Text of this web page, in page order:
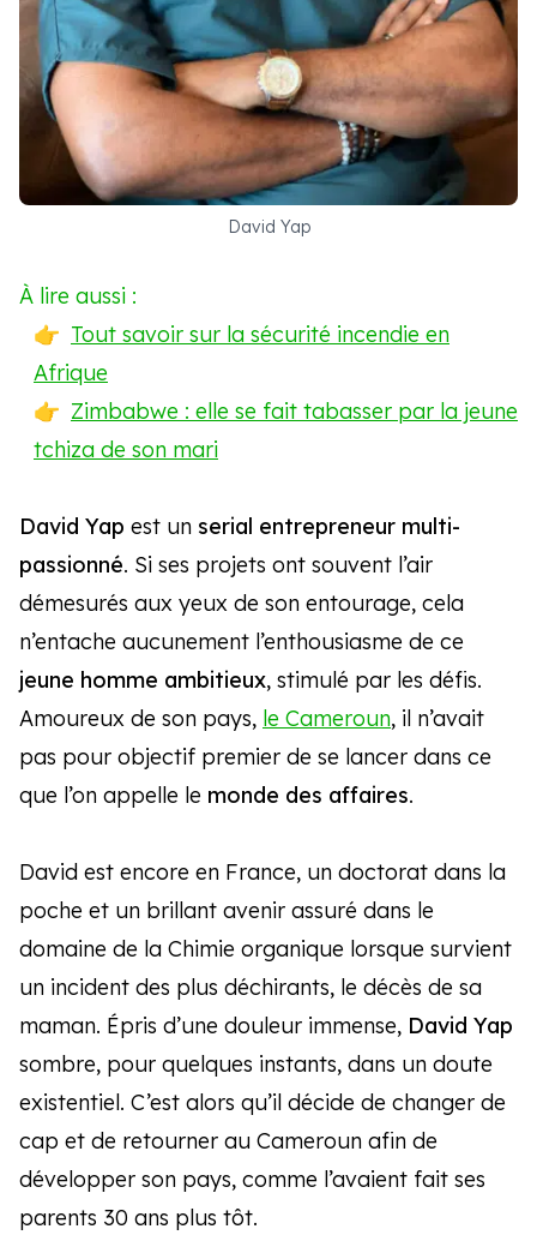
David Yap
David Yap est un serial entrepreneur multi-
passionné. Si ses projets ont souvent l’air
démesurés aux yeux de son entourage, cela
n’entache aucunement l’enthousiasme de ce
jeune homme ambitieux, stimulé par les défis.
Amoureux de son pays, le Cameroun, il n’avait
pas pour objectif premier de se lancer dans ce
que l’on appelle le monde des affaires.
David est encore en France, un doctorat dans la
poche et un brillant avenir assuré dans le
domaine de la Chimie organique lorsque survient
un incident des plus déchirants, le décès de sa
maman. Épris d’une douleur immense, David Yap
sombre, pour quelques instants, dans un doute
existentiel. C’est alors qu’il décide de changer de
cap et de retourner au Cameroun afin de
développer son pays, comme l’avaient fait ses
parents 30 ans plus tôt.
À lire aussi :
Tout savoir sur la sécurité incendie en
Afrique
Zimbabwe : elle se fait tabasser par la jeune
tchiza de son mari